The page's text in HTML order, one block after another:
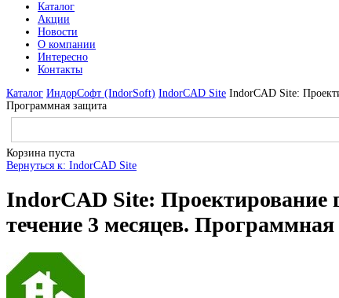
Каталог
Акции
Новости
О компании
Интересно
Контакты
Каталог ИндорСофт (IndorSoft) IndorCAD Site IndorCAD Site:
Программная защита
Корзина пуста
Вернуться к: IndorCAD Site
IndorCAD Site: Проектирование
течение 3 месяцев.